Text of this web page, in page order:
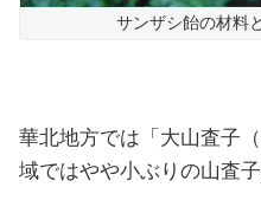
サンザシ飴の材料
華北地方では「大山査子
域ではやや小ぶりの山査子